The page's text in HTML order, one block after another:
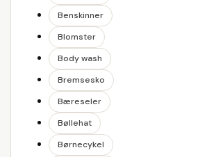
Benskinner
Blomster
Body wash
Bremsesko
Bæreseler
Bøllehat
Børnecykel